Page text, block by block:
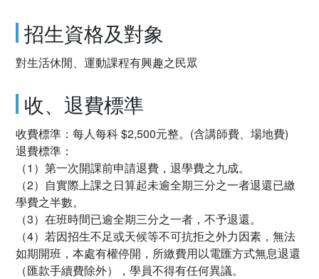
招生資格及對象
對生活休閒、運動課程有興趣之民眾
收、退費標準
收費標準：每人每科 $2,500元整。(含講師費、場地費)
退費標準：
（1）第一次開課前申請退費，退學費之九成。
（2）自實際上課之日算起未逾全期三分之一者退還已繳
學費之半數。
（3）在班時間已逾全期三分之一者，不予退還。
（4）若因招生不足或天候等不可抗拒之外力因素，無法
如期開班，本處有權停開，所繳費用以電匯方式無息退還
（匯款手續費除外），學員不得有任何異議。